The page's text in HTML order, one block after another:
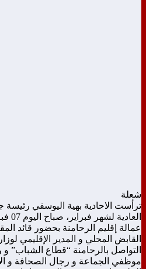
شعلة
ترأست الاحادية بهية اليوسفي
عمالة إقليم الرحامنة بحضور قائد
القابض المحلي و المدير الإقليمي
التواصل بالرحامنة “قطاع الشباب”
موظفي الجماعة و رجال الصحافة و